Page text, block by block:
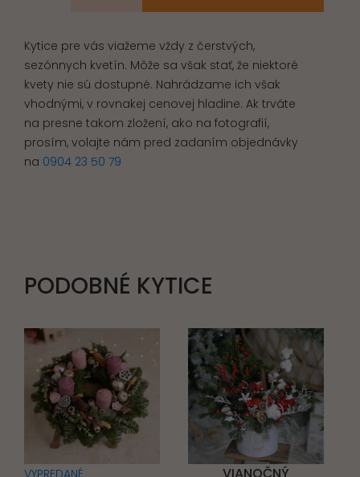
Kytice pre vás viažeme vždy z čerstvých,
sezónnych kvetín. Môže sa však stať, že niektoré
kvety nie sú dostupné. Nahrádzame ich však
vhodnými, v rovnakej cenovej hladine. Ak trváte
na presne takom zložení, ako na fotografií,
prosím, volajte nám pred zadaním objednávky
na 0904 23 50 79
PODOBNÉ KYTICE
VYPREDANÉ VIANOČNÝ